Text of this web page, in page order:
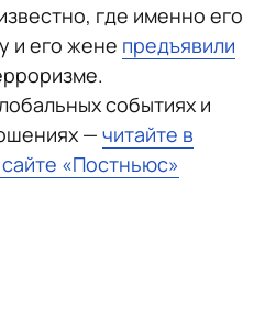
где именно его
и его жене предъявили
событиях и
— читайте в
«Постньюс»